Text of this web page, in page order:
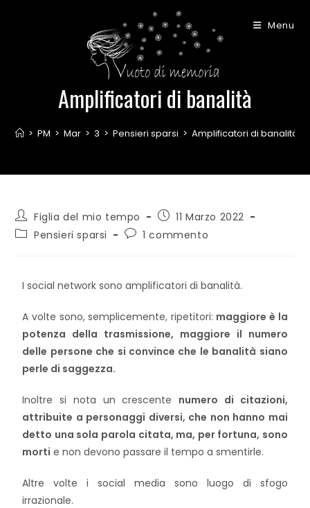
Menu
Amplificatori di banalità
> PM > Mar > 3 > Pensieri sparsi > Amplificatori di banalità
Figlia del mio tempo
11 Marzo 2022
Pensieri sparsi
1 commento
I social network sono amplificatori di banalità.
A volte sono, semplicemente, ripetitori: maggiore è la
potenza della trasmissione, maggiore il numero
delle persone che si convince che le banalità siano
perle di saggezza.
Inoltre si nota un crescente numero di citazioni,
attribuite a personaggi diversi, che non hanno mai
detto una sola parola citata, ma, per fortuna, sono
morti e non devono passare il tempo a smentirle.
Altre volte i social media sono luogo di sfogo
irrazionale.